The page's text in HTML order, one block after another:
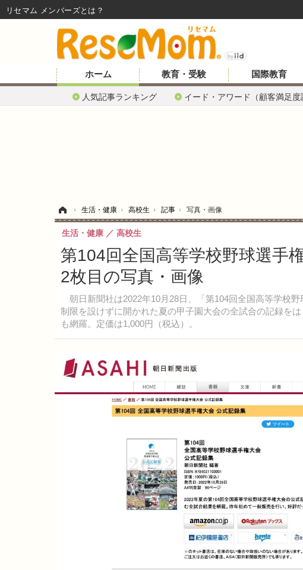
ホーム
人気記事ランキング イード・アワード（顧客満足度
教育・受験 国際教育
› 生活・健康 › 高校生 › 記事 › 写真・画像
第104回全国高等学校野球選手
2枚目の写真・画像
朝日新聞社は2022年10月28日、「第104回全国高等学校
制限を設けずに開かれた夏の甲子園大会の全試合の記録を
も網羅。定価は1,000円（税込）。
生活・健康 高校生
リセマム メンバーズ